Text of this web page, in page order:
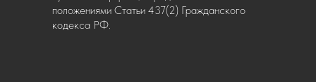
положениями Статьи 437(2) Гражданского
кодекса РФ.